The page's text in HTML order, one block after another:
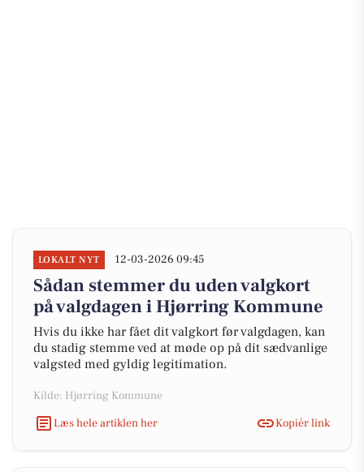
LOKALT NYT 12-03-2026 09:45
Sådan stemmer du uden valgkort
på valgdagen i Hjørring Kommune
Hvis du ikke har fået dit valgkort før valgdagen, kan
du stadig stemme ved at møde op på dit sædvanlige
valgsted med gyldig legitimation.
Kilde: Hjørring Kommune
Læs hele artiklen her
Kopiér link